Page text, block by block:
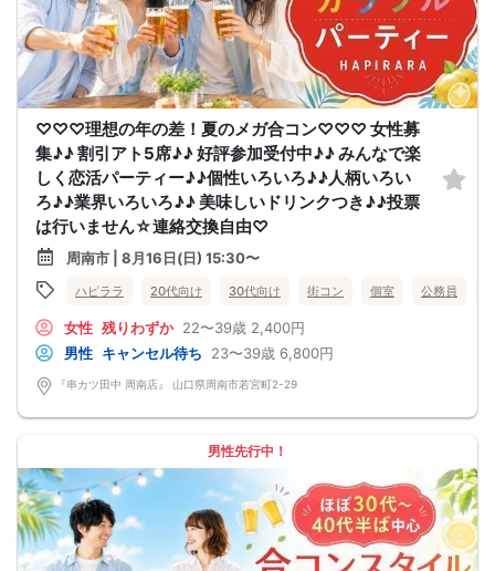
♡♡♡理想の年の差！夏のメガ合コン♡♡♡ 女性募
集♪♪ 割引アト5席♪♪ 好評参加受付中♪♪ みんなで楽
しく恋活パーティー♪♪個性いろいろ♪♪人柄いろい
ろ♪♪業界いろいろ♪♪ 美味しいドリンクつき♪♪投票
は行いません☆連絡交換自由♡
周南市 | 8月16日(日) 15:30〜
ハピララ 20代向け 30代向け 街コン 個室 公務員
女性 残りわずか 22〜39歳 2,400円
男性 キャンセル待ち 23〜39歳 6,800円
『串カツ田中 周南店』 山口県周南市若宮町2-29
男性先行中！